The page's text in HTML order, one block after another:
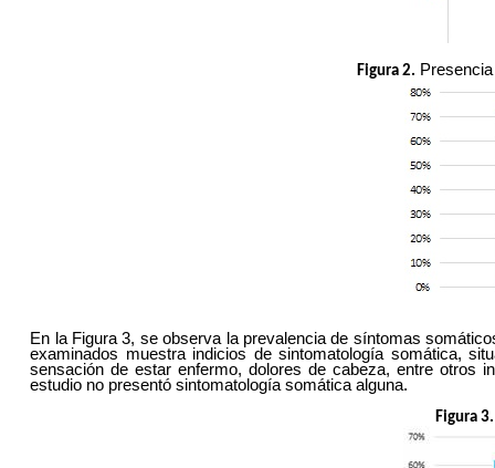
Figura 2.
En la Figura 3, se observa la prevalencia de síntomas
examinados muestra indicios de sintomatología somática,
sensación de estar enfermo, dolores de cabeza, entre otros
estudio no presentó sintomatología somática alguna.
Figura 3.